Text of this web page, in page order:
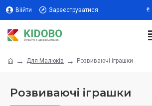
Віійти Зареєструватися ₴
Для Малюків Розвиваючі іграшки
Розвиваючі іграшки